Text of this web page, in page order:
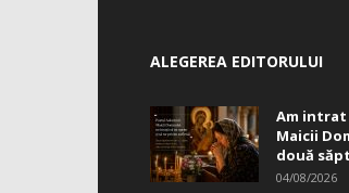
ALEGEREA EDITORULUI
Am intrat
Maicii
două
04/08/2026